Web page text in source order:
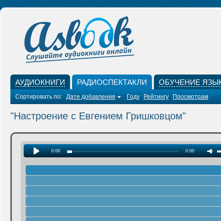
АУДИОКНИГИ РАДИОСПЕКТАКЛИ ОБУЧЕНИЕ
Сортировать по: Дате добавления Году Рейтингу Просмотрам
"Настроение с Евгением Гришковцом"
0:00 0:00